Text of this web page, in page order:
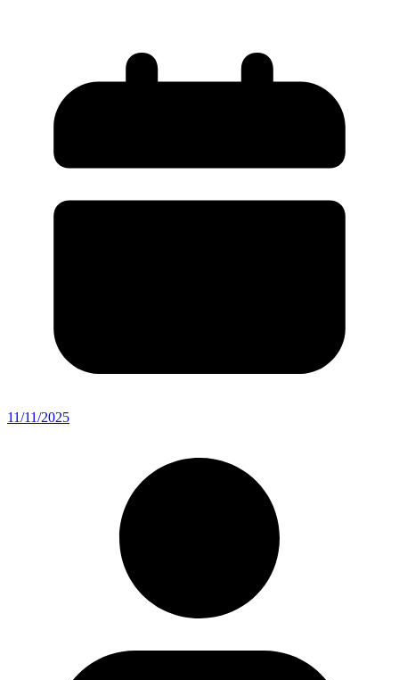
11/11/2025